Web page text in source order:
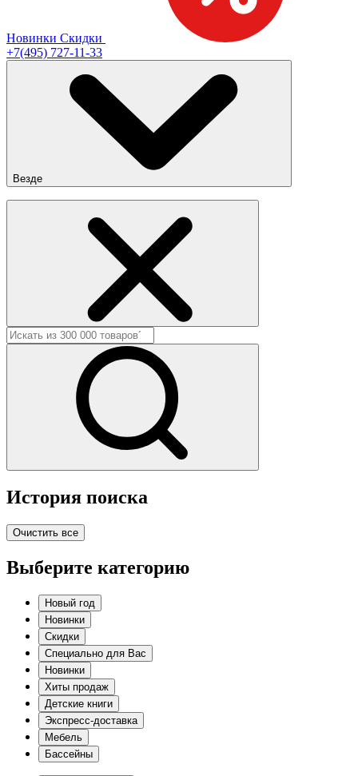
Новинки Скидки
+7(495) 727-11-33
Везде
История поиска
Очистить все
Выберите категорию
Новый год
Новинки
Скидки
Специально для Вас
Новинки
Хиты продаж
Детские книги
Экспресс-доставка
Мебель
Бассейны